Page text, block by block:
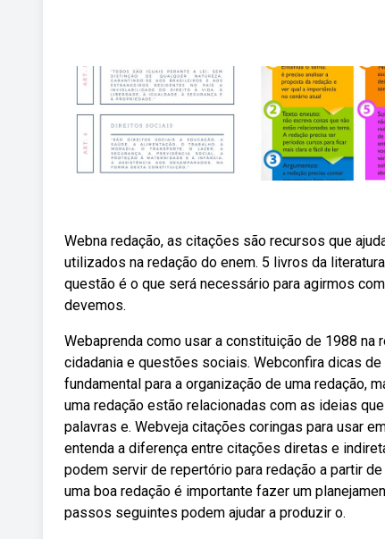
Webna redação, as citações são recursos que
utilizados na redação do enem. 5 livros da
questão é o que será necessário para agirmos
devemos.
Webaprenda como usar a constituição de 1988
cidadania e questões sociais. Webconfira dicas
fundamental para a organização de uma redação,
uma redação estão relacionadas com as ideias
palavras e. Webveja citações coringas para usar
entenda a diferença entre citações diretas e
podem servir de repertório para redação a partir
uma boa redação é importante fazer um
passos seguintes podem ajudar a produzir o.